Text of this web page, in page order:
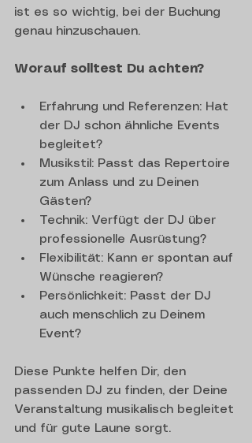
ist es so wichtig, bei der Buchung
genau hinzuschauen.
Worauf solltest Du achten?
Erfahrung und Referenzen: Hat
der DJ schon ähnliche Events
begleitet?
Musikstil: Passt das Repertoire
zum Anlass und zu Deinen
Gästen?
Technik: Verfügt der DJ über
professionelle Ausrüstung?
Flexibilität: Kann er spontan auf
Wünsche reagieren?
Persönlichkeit: Passt der DJ
auch menschlich zu Deinem
Event?
Diese Punkte helfen Dir, den
passenden DJ zu finden, der Deine
Veranstaltung musikalisch begleitet
und für gute Laune sorgt.